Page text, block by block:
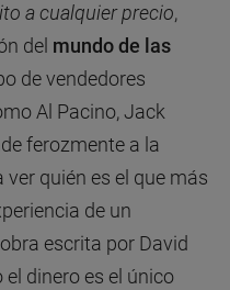
a cualquier precio,
del mundo de las
de vendedores
Al Pacino, Jack
ferozmente a la
quién es el que más
de un
escrita por David
dinero es el único